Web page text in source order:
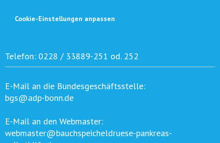
Cookie-Einstellungen anpassen
Telefon: 0228 / 33889-251 od. 252
E-Mail an die Bundesgeschäftsstelle:
bgs@adp-bonn.de
E-Mail an den Webmaster:
webmaster@bauchspeicheldruese-pankreas-